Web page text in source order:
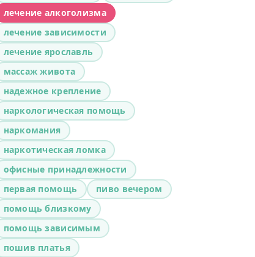
лечение алкоголизма
лечение зависимости
лечение ярославль
массаж живота
надежное крепление
наркологическая помощь
наркомания
наркотическая ломка
офисные принадлежности
первая помощь
пиво вечером
помощь близкому
помощь зависимым
пошив платья